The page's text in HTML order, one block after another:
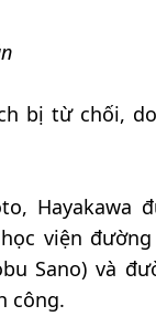
bị từ chối,
Hayakawa
viện
Sano) và
công.